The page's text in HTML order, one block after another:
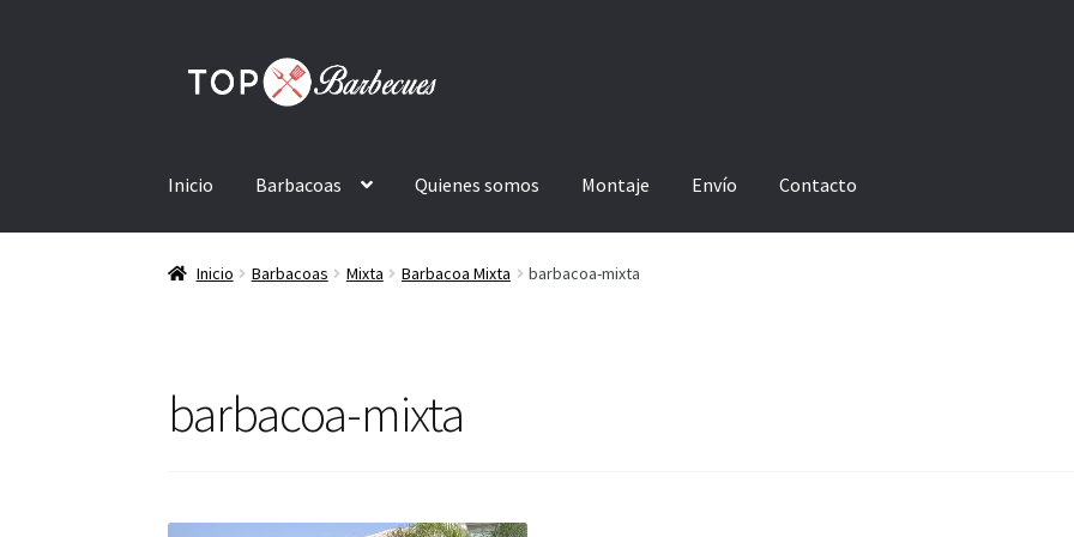
Inicio Barbacoas Quienes somos Montaje Envío Contacto
Inicio Barbacoas Mixta Barbacoa Mixta barbacoa-mixta
barbacoa-mixta